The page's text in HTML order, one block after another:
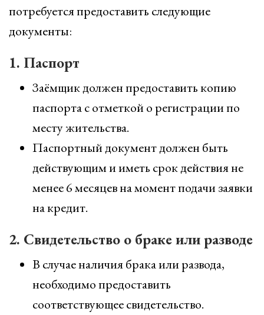
потребуется предоставить следующие
документы:
1. Паспорт
Заёмщик должен предоставить копию
паспорта с отметкой о регистрации по
месту жительства.
Паспортный документ должен быть
действующим и иметь срок действия не
менее 6 месяцев на момент подачи заявки
на кредит.
2. Свидетельство о браке или разводе
В случае наличия брака или развода,
необходимо предоставить
соответствующее свидетельство.